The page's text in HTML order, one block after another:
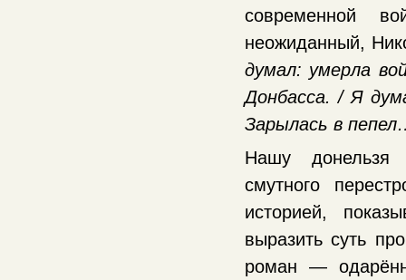
современной
неожиданный,
думал: умерла
Донбасса. / Я
Зарылась в
Нашу донельзя
смутного
историей,
выразить суть
роман —